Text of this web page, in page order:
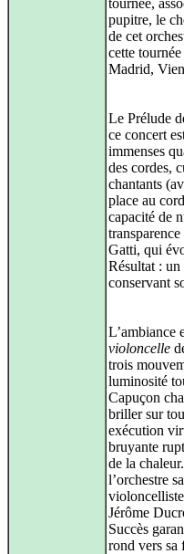
tournée,
pupitre, le
de cet
cette tournée
Madrid,
Le Prélude
ce concert
immenses
des cordes,
chantants
place au
capacité de
Gatti, qui
Résultat :
conservant
L’ambiance
violoncelle
trois
luminosité
Capuçon
briller sur
exécution
bruyante
de la
l’orchestre
Jérôme
Succès
rond vers sa